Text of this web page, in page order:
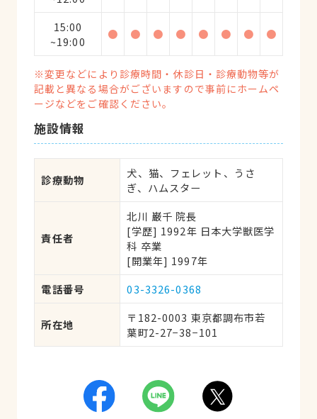
15:00
~19:00
● ● ● ● ● ● ● ●
※変更などにより診療時間・休診日・診療動物等が
記載と異なる場合がございますので事前にホームペ
ージなどをご確認ください。
施設情報
診療動物
犬、猫、フェレット、うさ
ぎ、ハムスター
責任者
北川 巌千 院長
[学歴] 1992年 日本大学獣医学
科 卒業
[開業年] 1997年
電話番号
03-3326-0368
所在地
〒182-0003 東京都調布市若
葉町2-27−38−101